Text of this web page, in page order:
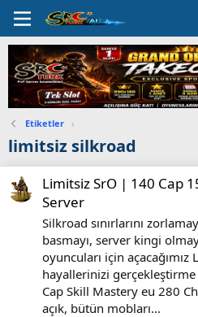
Etiketler ›
limitsiz silkroad
Limitsiz SrO | 140 Cap
Server
Silkroad sınırlarını
basmayı, server kingi
oyuncuları için
hayallerinizi gerçekleştirme
Cap Skill Mastery eu 280
açık, bütün mobları...